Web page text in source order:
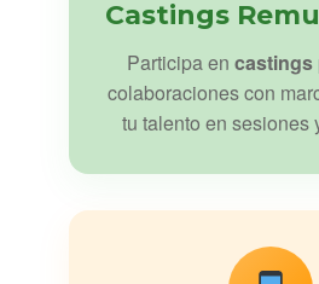
Castings
Participa encastings
colaboraciones con
tu talento en sesiones